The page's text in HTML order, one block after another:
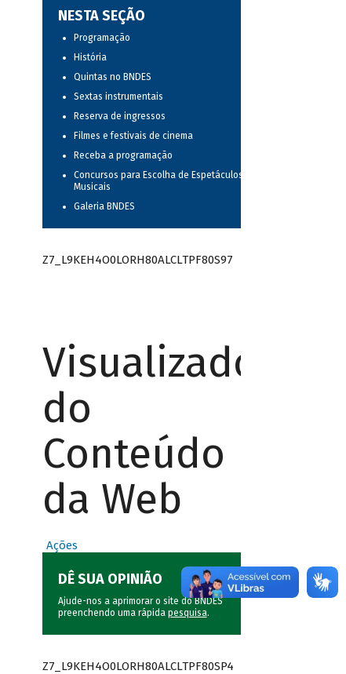
NESTA SEÇÃO
Programação
História
Quintas no BNDES
Sextas instrumentais
Reserva de ingressos
Filmes e festivais de cinema
Receba a programação
Concursos para Escolha de Espetáculos
Musicais
Galeria BNDES
Z7_L9KEH4O0LORH80ALCLTPF80S97
Visualizador
do
Conteúdo
da Web
Ações
DÊ SUA OPINIÃO
Ajude-nos a aprimorar o site do BNDES
preenchendo uma rápida pesquisa.
Z7_L9KEH4O0LORH80ALCLTPF80SP4